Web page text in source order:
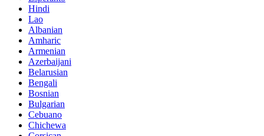
Hindi
Lao
Albanian
Amharic
Armenian
Azerbaijani
Belarusian
Bengali
Bosnian
Bulgarian
Cebuano
Chichewa